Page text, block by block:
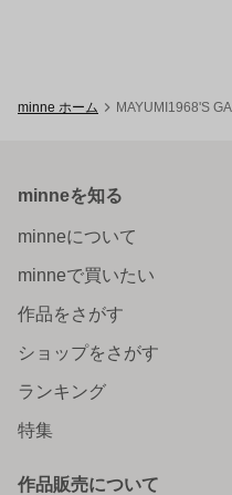
minne ホーム MAYUMI1968'S
minneを知る
minneについて
minneで買いたい
作品をさがす
ショップをさがす
ランキング
特集
作品販売について